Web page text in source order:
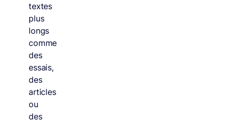
textes
plus
longs
comme
des
essais,
des
articles
ou
des